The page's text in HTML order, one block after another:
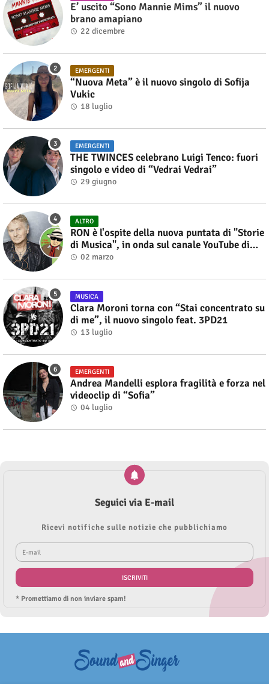
E’ uscito “Sono Mannie Mims” il nuovo
brano amapiano
22 dicembre
EMERGENTI
“Nuova Meta” è il nuovo singolo di Sofija
Vukic
18 luglio
EMERGENTI
THE TWINCES celebrano Luigi Tenco: fuori
singolo e video di “Vedrai Vedrai”
29 giugno
ALTRO
RON è l'ospite della nuova puntata di "Storie
di Musica", in onda sul canale YouTube di
Alberto Salerno
02 marzo
MUSICA
Clara Moroni torna con “Stai concentrato su
di me”, il nuovo singolo feat. 3PD21
13 luglio
EMERGENTI
Andrea Mandelli esplora fragilità e forza nel
videoclip di “Sofia”
04 luglio
Seguici via E-mail
Ricevi notifiche sulle notizie che pubblichiamo
* Promettiamo di non inviare spam!